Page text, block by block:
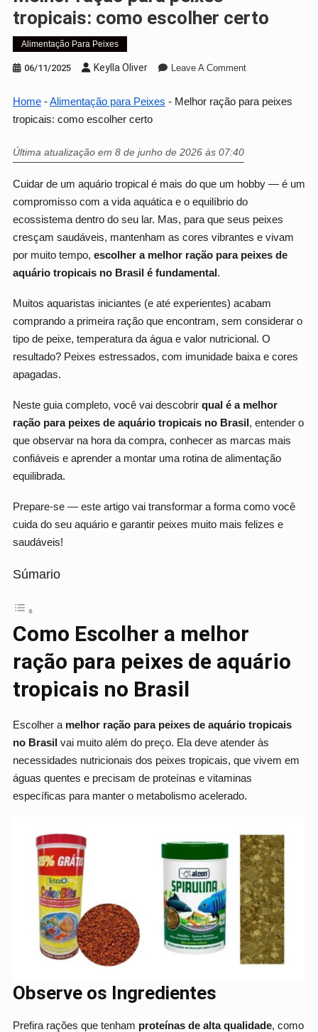
tropicais: como escolher certo
Alimentação Para Peixes
06/11/2025 Keylla Oliver Leave A CommentOn
Ração
Certo
Home-Alimentação para Peixes - Melhor ração para peixes
tropicais: como escolher certo
Última atualização em 8 de junho de 2026 às 07:40
Cuidar de um aquário tropical é mais do que um hobby — é um
compromisso com a vida aquática e o equilíbrio do
ecossistema dentro do seu lar. Mas, para que seus peixes
cresçam saudáveis, mantenham as cores vibrantes e vivam
por muito tempo, escolher a melhor ração para peixes de
aquário tropicais no Brasilé fundamental.
Muitos aquaristas iniciantes (e até experientes) acabam
comprando a primeira ração que encontram, sem considerar o
tipo de peixe, temperatura da água e valor nutricional. O
resultado? Peixes estressados, com imunidade baixa e cores
apagadas.
Neste guia completo, você vai descobrir qual é a melhor
ração para peixes de aquário tropicais no Brasil, entender o
que observar na hora da compra, conhecer as marcas mais
confiáveis e aprender a montar uma rotina de alimentação
equilibrada.
Prepare-se — este artigo vai transformar a forma como você
cuida do seu aquário e garantir peixes muito mais felizes e
saudáveis!
Súmario
Como Escolher a melhor
ração para peixes de aquário
tropicais no Brasil
Escolher a melhor ração para peixes de aquário tropicais
no Brasilvai muito além do preço. Ela deve atender às
necessidades nutricionais dos peixes tropicais, que vivem em
águas quentes e precisam de proteínas e vitaminas
específicas para manter o metabolismo acelerado.
Observe os Ingredientes
Prefira rações que tenham proteínas de alta qualidade, como